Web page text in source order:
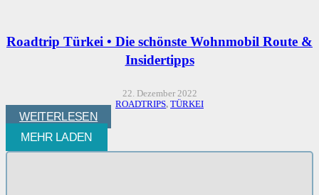
Roadtrip Türkei • Die schönste Wohnmobil Route &
Insidertipps
22. Dezember 2022
ROADTRIPS, TÜRKEI
WEITERLESEN
MEHR LADEN